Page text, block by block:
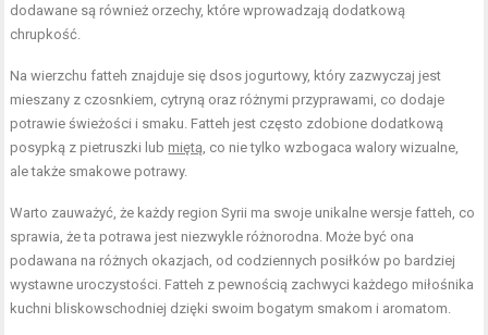
dodawane są również orzechy, które wprowadzają dodatkową
chrupkość.
Na wierzchu fatteh znajduje się dsos jogurtowy, który zazwyczaj jest
mieszany z czosnkiem, cytryną oraz różnymi przyprawami, co dodaje
potrawie świeżości i smaku. Fatteh jest często zdobione dodatkową
posypką z pietruszki lub miętą , co nie tylko wzbogaca walory wizualne,
ale także smakowe potrawy.
Warto zauważyć, że każdy region Syrii ma swoje unikalne wersje fatteh, co
sprawia, że ta potrawa jest niezwykle różnorodna. Może być ona
podawana na różnych okazjach, od codziennych posiłków po bardziej
wystawne uroczystości. Fatteh z pewnością zachwyci każdego miłośnika
kuchni bliskowschodniej dzięki swoim bogatym smakom i aromatom.